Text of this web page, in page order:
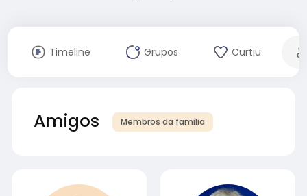
Timeline Grupos Curtiu
Amigos Membros da família